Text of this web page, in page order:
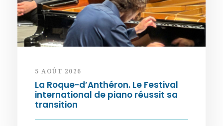
5 AOÛT 2026
La Roque-d’Anthéron. Le Festival
international de piano réussit sa
transition